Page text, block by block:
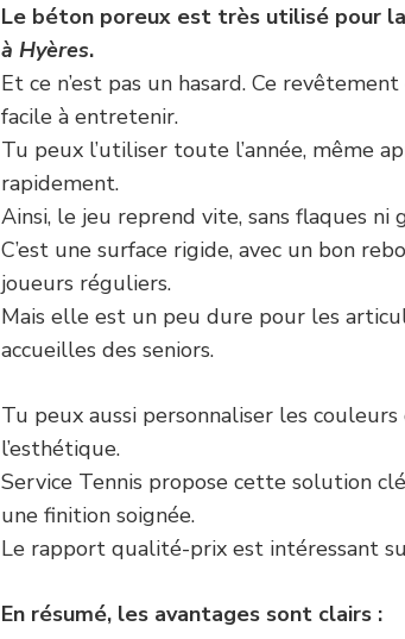
Le béton poreux est très utilisé pour la
à Hyères.
Et ce n’est pas un hasard. Ce
facile à entretenir.
Tu peux l’utiliser toute l’année, même
rapidement.
Ainsi, le jeu reprend vite, sans flaques ni
C’est une surface rigide, avec un bon
joueurs réguliers.
Mais elle est un peu dure pour les
accueilles des seniors.
Tu peux aussi personnaliser les
l’esthétique.
Service Tennis propose cette solution
une finition soignée.
Le rapport qualité-prix est intéressant
En résumé, les avantages sont clairs :